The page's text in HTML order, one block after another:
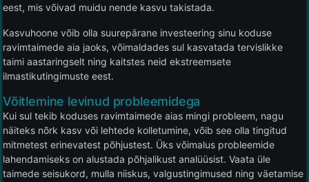
eest, mis võivad muidu nende kasvu takistada.
Kasvuhoone võib olla suurepärane investeering sinu koduse
ravimtaimede aia jaoks, võimaldades sul kasvatada tervislikke
taimi aastaringselt ning kaitstes neid ekstreemsete
ilmastikutingimuste eest.
Võitlemine levinud probleemidega
Kui sul tekib koduses ravimtaimede aias mingi probleem, nagu
näiteks nõrk kasv või lehtede kolletumine, võib see olla tingitud
mitmetest erinevatest põhjustest. Üks võimalus probleemide
lahendamiseks on alustada põhjalikust analüüsist. Vaata üle
taimede seisukord, mulla niiskus, valgustingimused ning väetamise